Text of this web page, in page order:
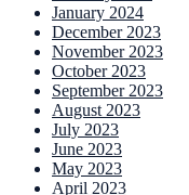
January 2024
December 2023
November 2023
October 2023
September 2023
August 2023
July 2023
June 2023
May 2023
April 2023